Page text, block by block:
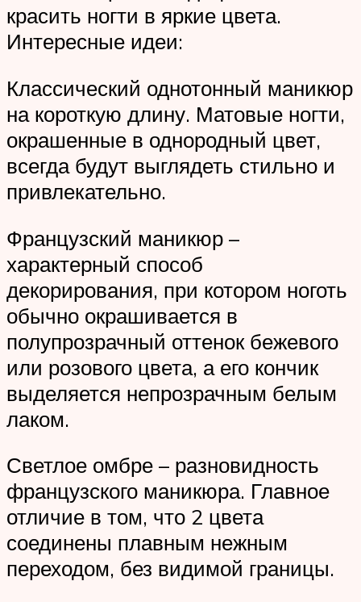
красить ногти в яркие цвета.
Интересные идеи:
Классический однотонный маникюр
на короткую длину. Матовые ногти,
окрашенные в однородный цвет,
всегда будут выглядеть стильно и
привлекательно.
Французский маникюр –
характерный способ
декорирования, при котором ноготь
обычно окрашивается в
полупрозрачный оттенок бежевого
или розового цвета, а его кончик
выделяется непрозрачным белым
лаком.
Светлое омбре – разновидность
французского маникюра. Главное
отличие в том, что 2 цвета
соединены плавным нежным
переходом, без видимой границы.